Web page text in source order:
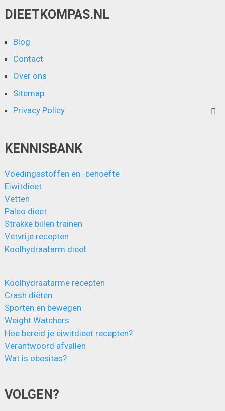
DIEETKOMPAS.NL
Blog
Contact
Over ons
Sitemap
Privacy Policy
KENNISBANK
Voedingsstoffen en -behoefte
Eiwitdieet
Vetten
Paleo dieet
Strakke billen trainen
Vetvrije recepten
Koolhydraatarm dieet
Koolhydraatarme recepten
Crash diëten
Sporten en bewegen
Weight Watchers
Hoe bereid je eiwitdieet recepten?
Verantwoord afvallen
Wat is obesitas?
VOLGEN?